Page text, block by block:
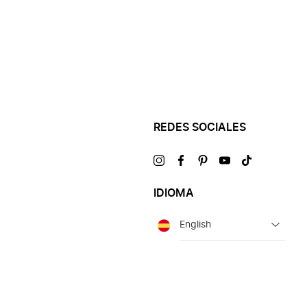
REDES SOCIALES
VisítanosVisítanosVisítanosVisítanosVisítanos
IDIOMA
Idioma